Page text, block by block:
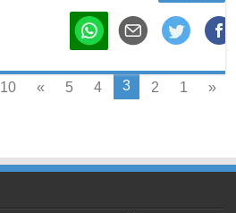
«
1
2
3
4
5
»
10